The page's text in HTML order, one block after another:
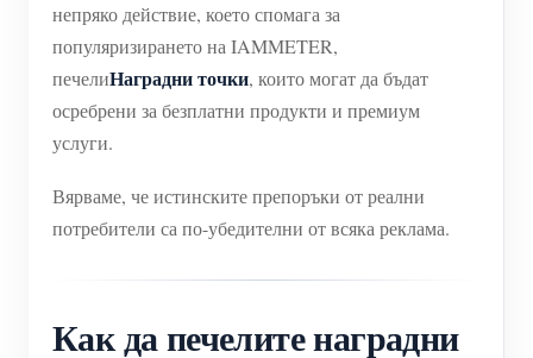
непряко действие, което спомага за
популяризирането на IAMMETER,
печелиНаградни точки, които могат да бъдат
осребрени за безплатни продукти и премиум
услуги.
Вярваме, че истинските препоръки от реални
потребители са по-убедителни от всяка реклама.
Как да печелите наградни